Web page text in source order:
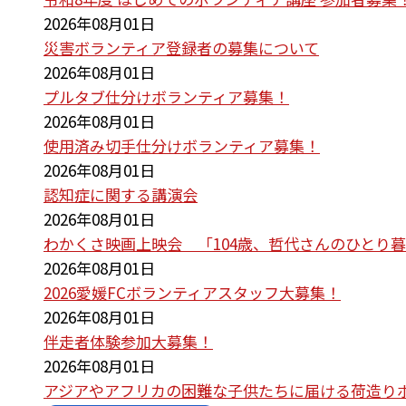
2026年08月01日
災害ボランティア登録者の募集について
2026年08月01日
プルタブ仕分けボランティア募集！
2026年08月01日
使用済み切手仕分けボランティア募集！
2026年08月01日
認知症に関する講演会
2026年08月01日
わかくさ映画上映会 「104歳、哲代さんのひとり暮
2026年08月01日
2026愛媛FCボランティアスタッフ大募集！
2026年08月01日
伴走者体験参加大募集！
2026年08月01日
アジアやアフリカの困難な子供たちに届ける荷造り